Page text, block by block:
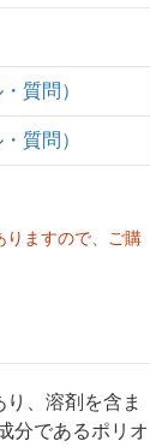
質問）
質問）
ますので、ご購
、溶剤を含ま
分であるポリオ